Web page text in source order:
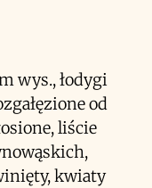
wys., łodygi
od
liście
kwiaty